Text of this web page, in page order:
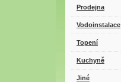
Prodejna
Vodoinstalace
Topení
Kuchyně
Jiné